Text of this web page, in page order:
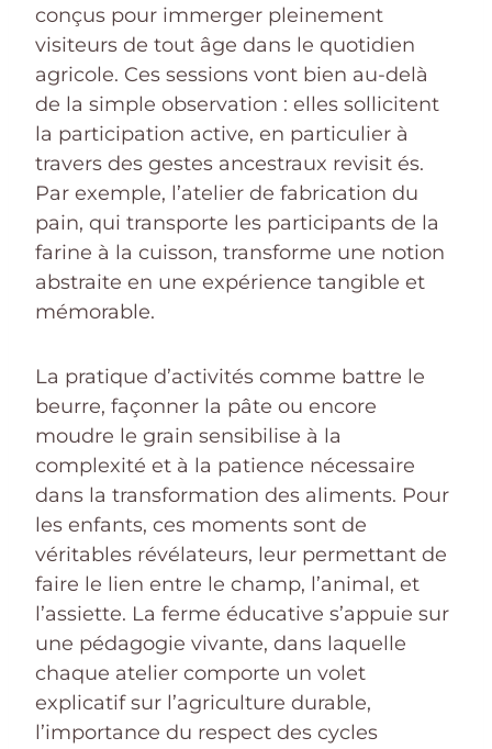
conçus pour immerger pleinement
visiteurs de tout âge dans le quotidien
agricole. Ces sessions vont bien au-delà
de la simple observation : elles sollicitent
la participation active, en particulier à
travers des gestes ancestraux revisit és.
Par exemple, l’atelier de fabrication du
pain, qui transporte les participants de la
farine à la cuisson, transforme une notion
abstraite en une expérience tangible et
mémorable.
La pratique d’activités comme battre le
beurre, façonner la pâte ou encore
moudre le grain sensibilise à la
complexité et à la patience nécessaire
dans la transformation des aliments. Pour
les enfants, ces moments sont de
véritables révélateurs, leur permettant de
faire le lien entre le champ, l’animal, et
l’assiette. La ferme éducative s’appuie sur
une pédagogie vivante, dans laquelle
chaque atelier comporte un volet
explicatif sur l’agriculture durable,
l’importance du respect des cycles